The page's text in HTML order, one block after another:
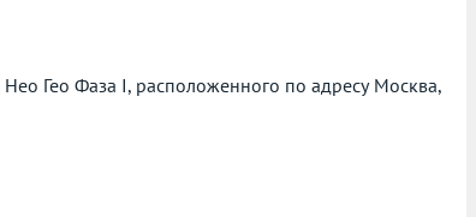
Гео Фаза I, расположенного по адресу Москва,